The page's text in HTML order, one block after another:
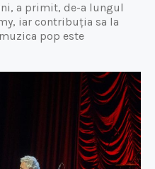
a primit, de-a lungul
iar contribuția sa la
pop este